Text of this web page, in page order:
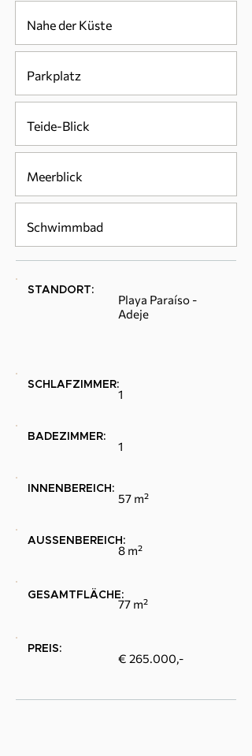
Nahe der Küste
Parkplatz
Teide-Blick
Meerblick
Schwimmbad
STANDORT:
Playa Paraíso -
Adeje
SCHLAFZIMMER:
1
BADEZIMMER:
1
INNENBEREICH:
57 m²
AUSSENBEREICH:
8 m²
GESAMTFLÄCHE:
77 m²
PREIS:
€ 265.000,-